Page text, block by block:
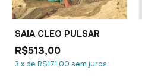
SAIA CLEO PULSAR
R$513,00
3 xde R$171,00 sem juros